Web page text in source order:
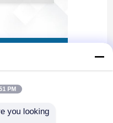
PM
you looking